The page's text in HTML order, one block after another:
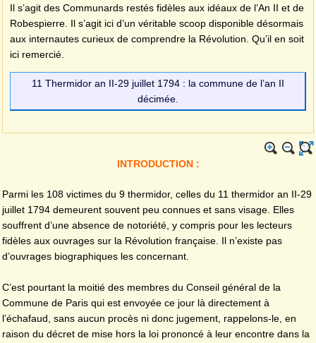
Il s’agit des Communards restés fidèles aux idéaux de l’An II et de
Robespierre. Il s’agit ici d’un véritable scoop disponible désormais
aux internautes curieux de comprendre la Révolution. Qu’il en soit
ici remercié.
11 Thermidor an II-29 juillet 1794 : la commune de l’an II
décimée.
INTRODUCTION :
Parmi les 108 victimes du 9 thermidor, celles du 11 thermidor an II-29
juillet 1794 demeurent souvent peu connues et sans visage. Elles
souffrent d’une absence de notoriété, y compris pour les lecteurs
fidèles aux ouvrages sur la Révolution française. Il n’existe pas
d’ouvrages biographiques les concernant.
C’est pourtant la moitié des membres du Conseil général de la
Commune de Paris qui est envoyée ce jour là directement à
l’échafaud, sans aucun procès ni donc jugement, rappelons-le, en
raison du décret de mise hors la loi prononcé à leur encontre dans la